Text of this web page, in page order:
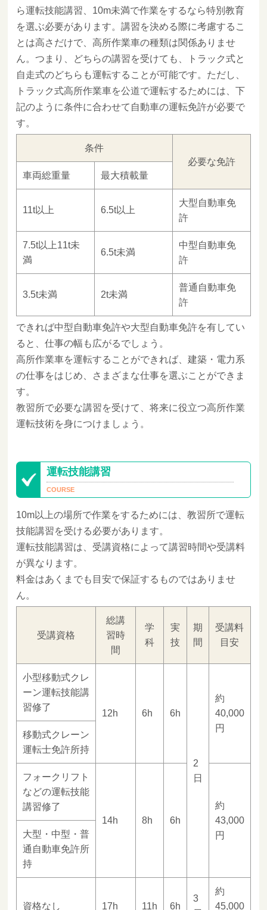
ら運転技能講習、10m未満で作業をするなら特別教育
を選ぶ必要があります。講習を決める際に考慮するこ
とは高さだけで、高所作業車の種類は関係ありませ
ん。つまり、どちらの講習を受けても、トラック式と
自走式のどちらも運転することが可能です。ただし、
トラック式高所作業車を公道で運転するためには、下
記のように条件に合わせて自動車の運転免許が必要で
す。
条件
必要な免許
車両総重量
最大積載量
11t以上 6.5t以上
大型自動車免
許
7.5t以上11t未
満
6.5t未満
中型自動車免
許
3.5t未満 2t未満
普通自動車免
許
できれば中型自動車免許や大型自動車免許を有してい
ると、仕事の幅も広がるでしょう。
高所作業車を運転することができれば、建築・電力系
の仕事をはじめ、さまざまな仕事を選ぶことができま
す。
教習所で必要な講習を受けて、将来に役立つ高所作業
運転技術を身につけましょう。
運転技能講習
10m以上の場所で作業をするためには、教習所で運転
技能講習を受ける必要があります。
運転技能講習は、受講資格によって講習時間や受講料
が異なります。
料金はあくまでも目安で保証するものではありませ
ん。
受講資格
総講
習時
間
学
科
実
技
期
間
受講料
目安
小型移動式クレ
ーン運転技能講
習修了
12h 6h 6h
2
日
約
40,000
円
移動式クレーン
運転士免許所持
フォークリフト
などの運転技能
講習修了
14h
8h 6h
約
43,000
円
大型・中型・普
通自動車免許所
持
資格なし 17h 11h 6h
3
約
45,000